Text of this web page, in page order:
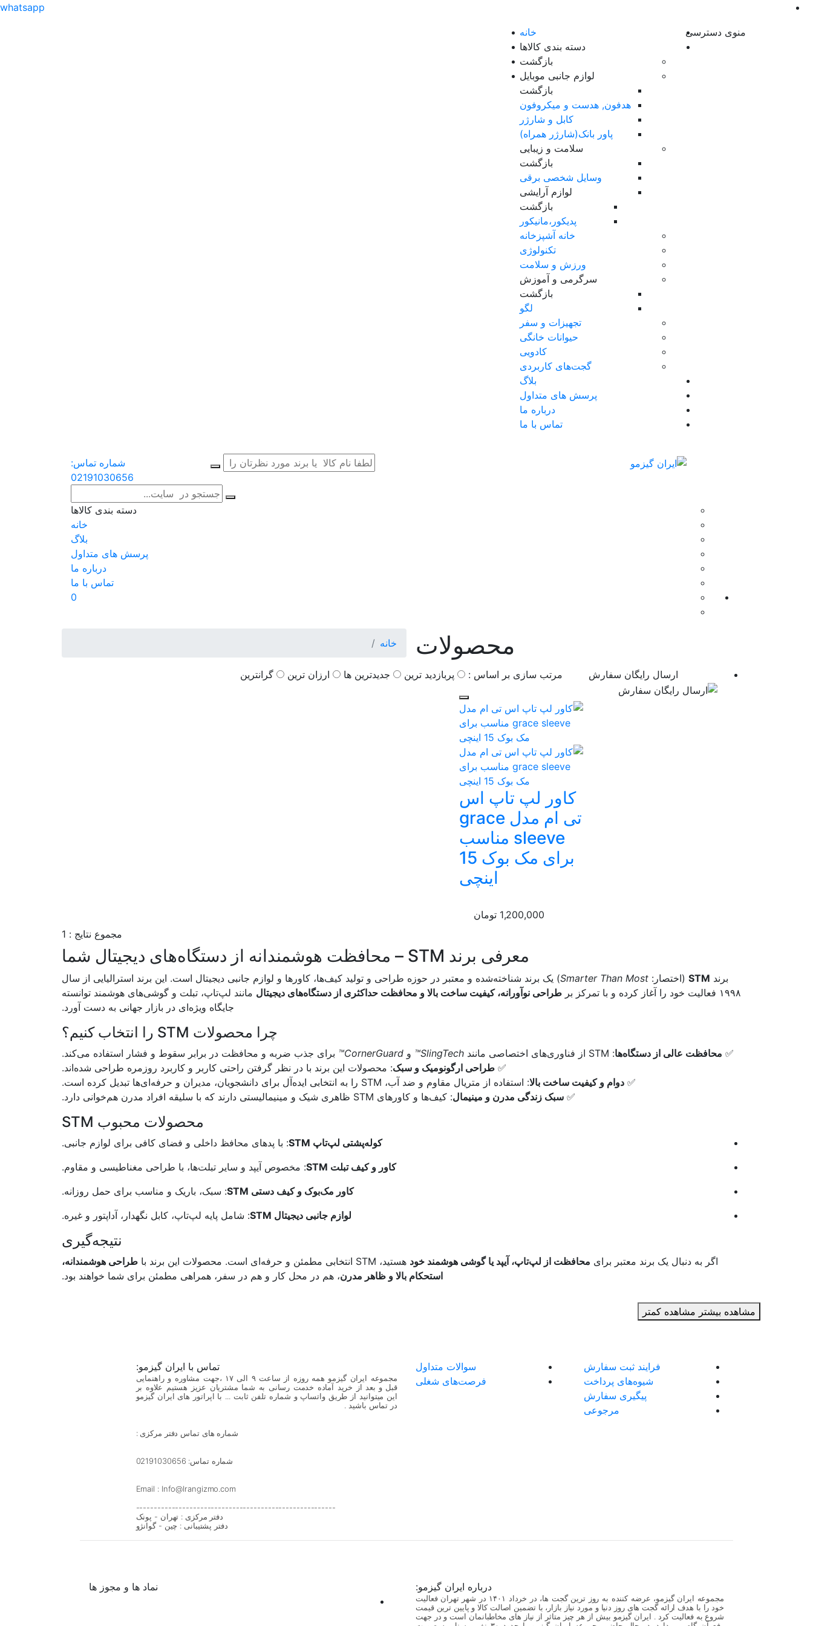
whatsapp
منوی دسترسی
خانه
دسته بندی کالاها
بازگشت
لوازم جانبی موبایل
بازگشت
هدفون, هدست و میکروفون
کابل و شارژر
پاور بانک(شارژر همراه)
سلامت و زیبایی
بازگشت
وسایل شخصی برقی
لوازم آرایشی
بازگشت
پدیکور،مانیکور
خانه آشپزخانه
تکنولوژی
ورزش و سلامت
سرگرمی و آموزش
بازگشت
لگو
تجهیزات و سفر
حیوانات خانگی
کادویی
گجت‌های کاربردی
بلاگ
پرسش های متداول
درباره ما
تماس با ما
شماره تماس:
02191030656
دسته بندی کالاها
خانه
بلاگ
پرسش های متداول
درباره ما
تماس با ما
0
محصولات خانه
ارسال رایگان سفارش مرتب سازی بر اساس : پربازديد ترين جديدترين ها ارزان ترین گرانترین
کاور لپ تاپ اس
تی ام مدل grace
sleeve مناسب
برای مک بوک 15
اینچی
1,200,000 تومان
مجموع نتایج : 1
معرفی برند STM – محافظت هوشمندانه از دستگاه‌های دیجیتال شما
برند STM (اختصار: Smarter Than Most) یک برند شناخته‌شده و معتبر در حوزه طراحی و تولید کیف‌ها، کاورها و لوازم جانبی دیجیتال است. این برند استرالیایی از سال
۱۹۹۸ فعالیت خود را آغاز کرده و با تمرکز بر
طراحی نوآورانه، کیفیت ساخت بالا و محافظت حداکثری از دستگاه‌های دیجیتال مانند لپ‌تاپ، تبلت و گوشی‌های هوشمند توانسته
جایگاه ویژه‌ای در بازار جهانی به دست آورد.
چرا محصولات STM را انتخاب کنیم؟
✅ محافظت عالی از دستگاه‌ها: STM از فناوری‌های اختصاصی مانند SlingTech™ و CornerGuard™
برای جذب ضربه و محافظت در برابر سقوط و فشار استفاده می‌کند.
✅ طراحی ارگونومیک و سبک: محصولات این برند با در نظر گرفتن راحتی کاربر و کاربرد روزمره طراحی شده‌اند.
✅ دوام و کیفیت ساخت بالا: استفاده از متریال مقاوم و ضد آب، STM را به انتخابی ایده‌آل برای دانشجویان، مدیران و حرفه‌ای‌ها تبدیل کرده است.
✅ سبک زندگی مدرن و مینیمال: کیف‌ها و کاورهای STM ظاهری شیک و مینیمالیستی دارند که با سلیقه افراد مدرن هم‌خوانی دارد.
محصولات محبوب STM
کوله‌پشتی لپ‌تاپ STM
: با پدهای محافظ داخلی و فضای کافی برای لوازم جانبی.
کاور و کیف تبلت STM
: مخصوص آیپد و سایر تبلت‌ها، با طراحی مغناطیسی و مقاوم.
کاور مک‌بوک و کیف دستی STM
: سبک، باریک و مناسب برای حمل روزانه.
لوازم جانبی دیجیتال STM
: شامل پایه لپ‌تاپ، کابل‌ نگهدار، آداپتور و غیره.
نتیجه‌گیری
اگر به دنبال یک برند معتبر برای محافظت از لپ‌تاپ، آیپد یا گوشی هوشمند خود هستید، STM انتخابی مطمئن و حرفه‌ای است. محصولات این برند با
طراحی هوشمندانه،
استحکام بالا و ظاهر مدرن، هم در محل کار و هم در سفر، همراهی مطمئن برای شما خواهند بود.
مشاهده بیشتر مشاهده کمتر
فرایند ثبت سفارش
شیوه‌های پرداخت
پیگیری سفارش
مرجوعی
سوالات متداول
فرصت‌های شغلی
تماس با ایران گیزمو:
مجموعه ایران گیزمو همه روزه از ساعت ۹ الی ۱۷ ،جهت مشاوره و راهنمایی
قبل و بعد از خرید آماده خدمت رسانی به شما مشتریان عزیز هستیم علاوه بر
این میتوانید از طریق واتساپ و شماره تلفن ثابت ... با اپراتور های ایران گیزمو
در تماس باشید .
شماره های تماس دفتر مرکزی :
شماره تماس: 02191030656
Email : Info@Irangizmo.com
--------------------------------------------------------
دفتر مرکزی : تهران - پونک
دفتر پشتیبانی : چین - گوانژو
درباره ایران گیزمو:
مجموعه ایران گیزمو، عرضه کننده به روز ترین گجت ها، در خرداد ۱۴۰۱ در شهر تهران فعالیت
خود را با هدف ارائه گجت های روز دنیا و مورد نیاز بازار، با تضمین اصالت کالا و پایین ترین قیمت
شروع به فعالیت کرد . ایران گیزمو بیش از هر چیز متاثر از نیاز های مخاطبانمان است و در جهت
نماد ها و مجوز ها